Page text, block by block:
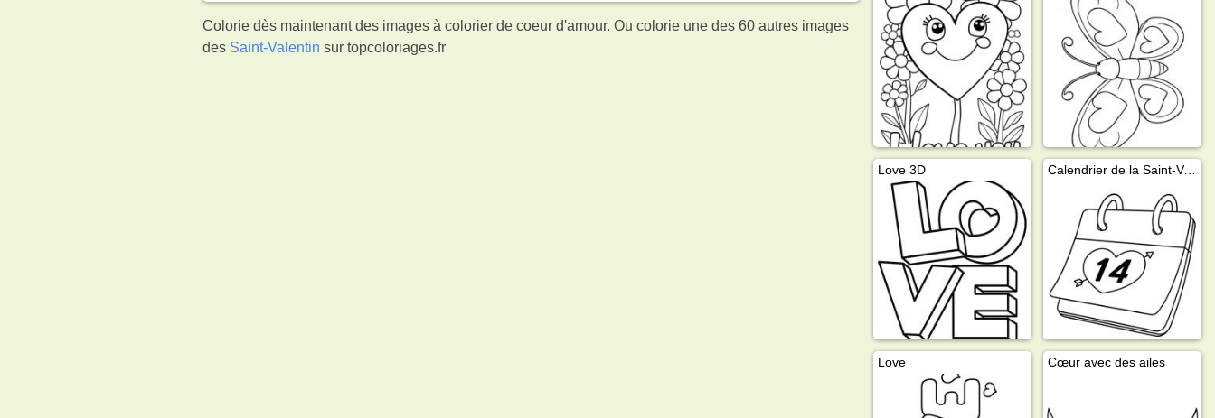
Colorie dès maintenant des images à colorier de coeur d'amour. Ou colorie une des 60 autres images
des Saint-Valentin sur topcoloriages.fr
Love 3D Calendrier de la Saint-Valentin
Love Cœur avec des ailes